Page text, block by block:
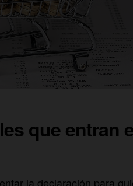
que entran
la declaración para